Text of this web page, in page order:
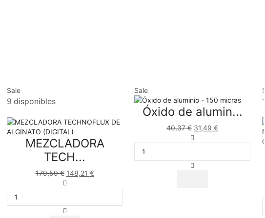
Sale
9 disponibles
MEZCLADORA
TECH...
179,59€ 148,21 €
Sale
Óxido de alumin...
40,37€ 31,49€